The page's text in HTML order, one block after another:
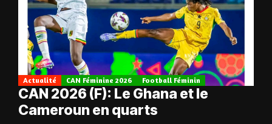
Actualité CAN Féminine 2026 Football Féminin
CAN 2026 (F): Le Ghana et le
Cameroun en quarts